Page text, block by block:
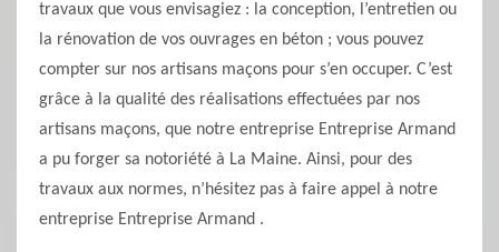
travaux que vous envisagiez : la conception, l’entretien ou
la rénovation de vos ouvrages en béton ; vous pouvez
compter sur nos artisans maçons pour s’en occuper. C’est
grâce à la qualité des réalisations effectuées par nos
artisans maçons, que notre entreprise Entreprise Armand
a pu forger sa notoriété à La Maine. Ainsi, pour des
travaux aux normes, n’hésitez pas à faire appel à notre
entreprise Entreprise Armand .